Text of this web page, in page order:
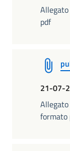
pdf
21-07-
formato